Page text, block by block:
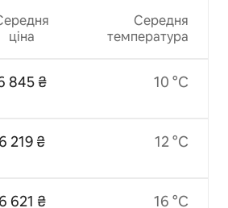
ціна
845 ₴
6 219 ₴
6 621 ₴
Середня
температура
10 °C
12 °C
16 °C